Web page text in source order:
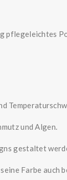
und Algen.
gestaltet
Farbe auch